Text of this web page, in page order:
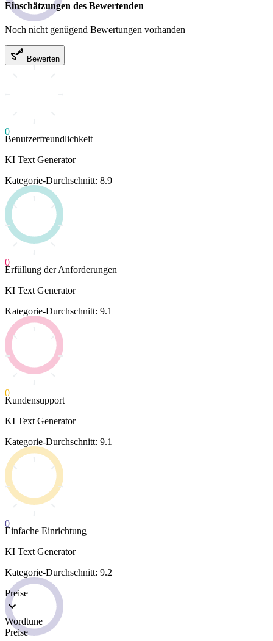
Einschätzungen des Bewertenden
Noch nicht genügend Bewertungen vorhanden
Bewerten
0
Benutzerfreundlichkeit
KI Text Generator
Kategorie-Durchschnitt: 8.9
0
Erfüllung der Anforderungen
KI Text Generator
Kategorie-Durchschnitt: 9.1
0
Kundensupport
KI Text Generator
Kategorie-Durchschnitt: 9.1
0
Einfache Einrichtung
KI Text Generator
Kategorie-Durchschnitt: 9.2
Preise
Wordtune
Preise